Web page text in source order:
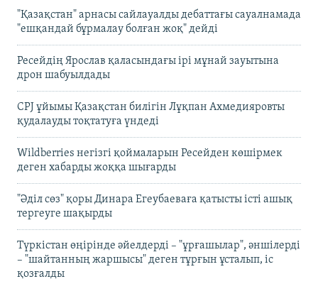
"Қазақстан" арнасы сайлауалды дебаттағы сауалнамада
"ешқандай бұрмалау болған жоқ" дейді
Ресейдің Ярослав қаласындағы ірі мұнай зауытына
дрон шабуылдады
CPJ ұйымы Қазақстан билігін Лұқпан Ахмедияровты
қудалауды тоқтатуға үндеді
Wildberries негізгі қоймаларын Ресейден көшірмек
деген хабарды жоққа шығарды
"Әділ сөз" қоры Динара Егеубаеваға қатысты істі ашық
тергеуге шақырды
Түркістан өңірінде әйелдерді – "ұрғашылар", әншілерді
– "шайтанның жаршысы" деген тұрғын ұсталып, іс
қозғалды